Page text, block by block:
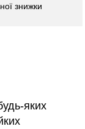
знижки
яких